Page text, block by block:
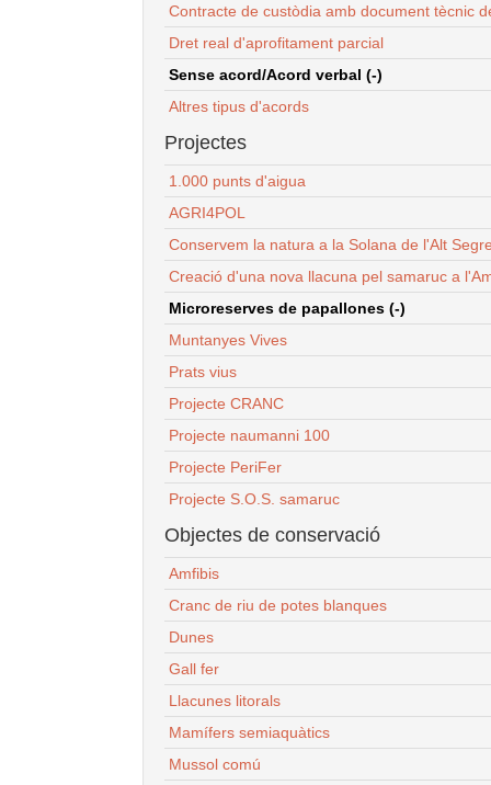
Contracte de custòdia amb document tècnic
Dret real d'aprofitament parcial
Sense acord/Acord verbal (-)
Altres tipus d'acords
Projectes
1.000 punts d'aigua
AGRI4POL
Conservem la natura a la Solana de l'Alt
Creació d'una nova llacuna pel samaruc a
Microreserves de papallones (-)
Muntanyes Vives
Prats vius
Projecte CRANC
Projecte naumanni 100
Projecte PeriFer
Projecte S.O.S. samaruc
Objectes de conservació
Amfibis
Cranc de riu de potes blanques
Dunes
Gall fer
Llacunes litorals
Mamífers semiaquàtics
Mussol comú